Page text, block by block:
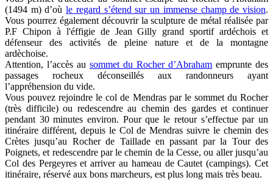
(1494 m) d’oùle regard s’étend sur un immense champ de vision.
Vous pourrez également découvrir la sculpture de métal réalisée par
P.F Chipon à l'éffigie de Jean Gilly grand sportif ardéchois et
défenseur des activités de pleine nature et de la montagne
ardèchoise.
Attention, l’accès au sommet du Rocher d’Abraham emprunte des
passages rocheux déconseillés aux randonneurs ayant
l’appréhension du vide.
Vous pouvez rejoindre le col de Mendras par le sommet du Rocher
(très difficile) ou redescendre au chemin des gardes et continuer
pendant 30 minutes environ. Pour que le retour s’effectue par un
itinéraire différent, depuis le Col de Mendras suivre le chemin des
Crètes jusqu’au Rocher de Taillade en passant par la Tour des
Poignets, et redescendre par le chemin de la Cesse, ou aller jusqu’au
Col des Pergeyres et arriver au hameau de Cautet (campings). Cet
itinéraire, réservé aux bons marcheurs, est plus long mais très beau.